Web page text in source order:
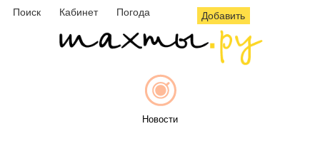
Поиск Кабинет Погода Добавить
Новости